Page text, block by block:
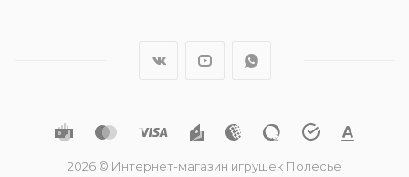
2026 © Интернет-магазин игрушек Полесье